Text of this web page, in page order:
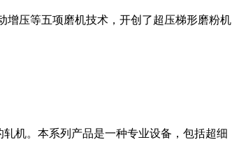
增压等五项磨机技术，开创了超压梯形磨粉机
机。本系列产品是一种专业设备，包括超细